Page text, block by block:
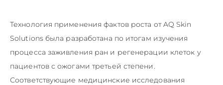
Технология применения фактов роста от AQ Skin
Solutions была разработана по итогам изучения
процесса заживления ран и регенерации клеток у
пациентов с ожогами третьей степени.
Соответствующие медицинские исследования